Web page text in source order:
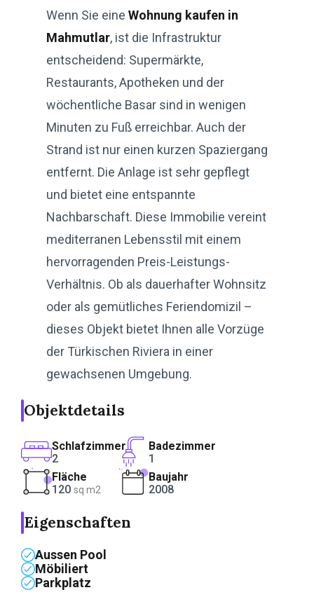
Wenn Sie eine Wohnung kaufen in
Mahmutlar, ist die Infrastruktur
entscheidend: Supermärkte,
Restaurants, Apotheken und der
wöchentliche Basar sind in wenigen
Minuten zu Fuß erreichbar. Auch der
Strand ist nur einen kurzen Spaziergang
entfernt. Die Anlage ist sehr gepflegt
und bietet eine entspannte
Nachbarschaft. Diese Immobilie vereint
mediterranen Lebensstil mit einem
hervorragenden Preis-Leistungs-
Verhältnis. Ob als dauerhafter Wohnsitz
oder als gemütliches Feriendomizil –
dieses Objekt bietet Ihnen alle Vorzüge
der Türkischen Riviera in einer
gewachsenen Umgebung.
Objektdetails
Schlafzimmer
2
Badezimmer
1
Fläche
120 sq m2
Baujahr
2008
Eigenschaften
Aussen Pool
Möbiliert
Parkplatz